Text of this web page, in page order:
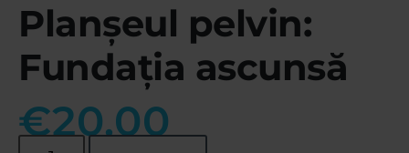
Planșeul pelvin:
Fundația ascunsă
€20.00